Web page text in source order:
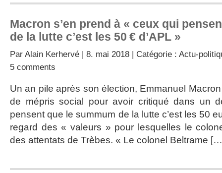
Macron s’en prend à « ceux qui
de la lutte c’est les 50 € d’APL »
Par Alain Kerhervé | 8. mai 2018 | Catégorie : Actu-
5 comments
Un an pile après son élection, Emmanuel
de mépris social pour avoir critiqué dans un
pensent que le summum de la lutte c’est les 50
regard des « valeurs » pour lesquelles le
des attentats de Trèbes. « Le colonel Beltrame